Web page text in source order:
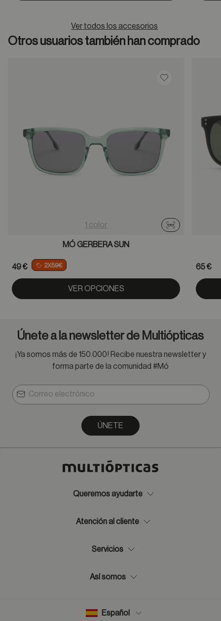
Ver todos los accesorios
Otros usuarios también han comprado
Guardar en
1 color
Probador
MÓ GERBERA SUN
49 € 2X59€
VER OPCIONES
65 €
Únete a la newsletter de Multiópticas
¡Ya somos más de 150.000! Recibe nuestra newsletter y
forma parte de la comunidad #Mó
ÚNETE
Queremos ayudarte
Atención al cliente
Servicios
Así somos
Español